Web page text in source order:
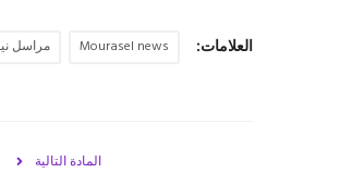
العلامات: Mourasel news مراسل
المادة التالية